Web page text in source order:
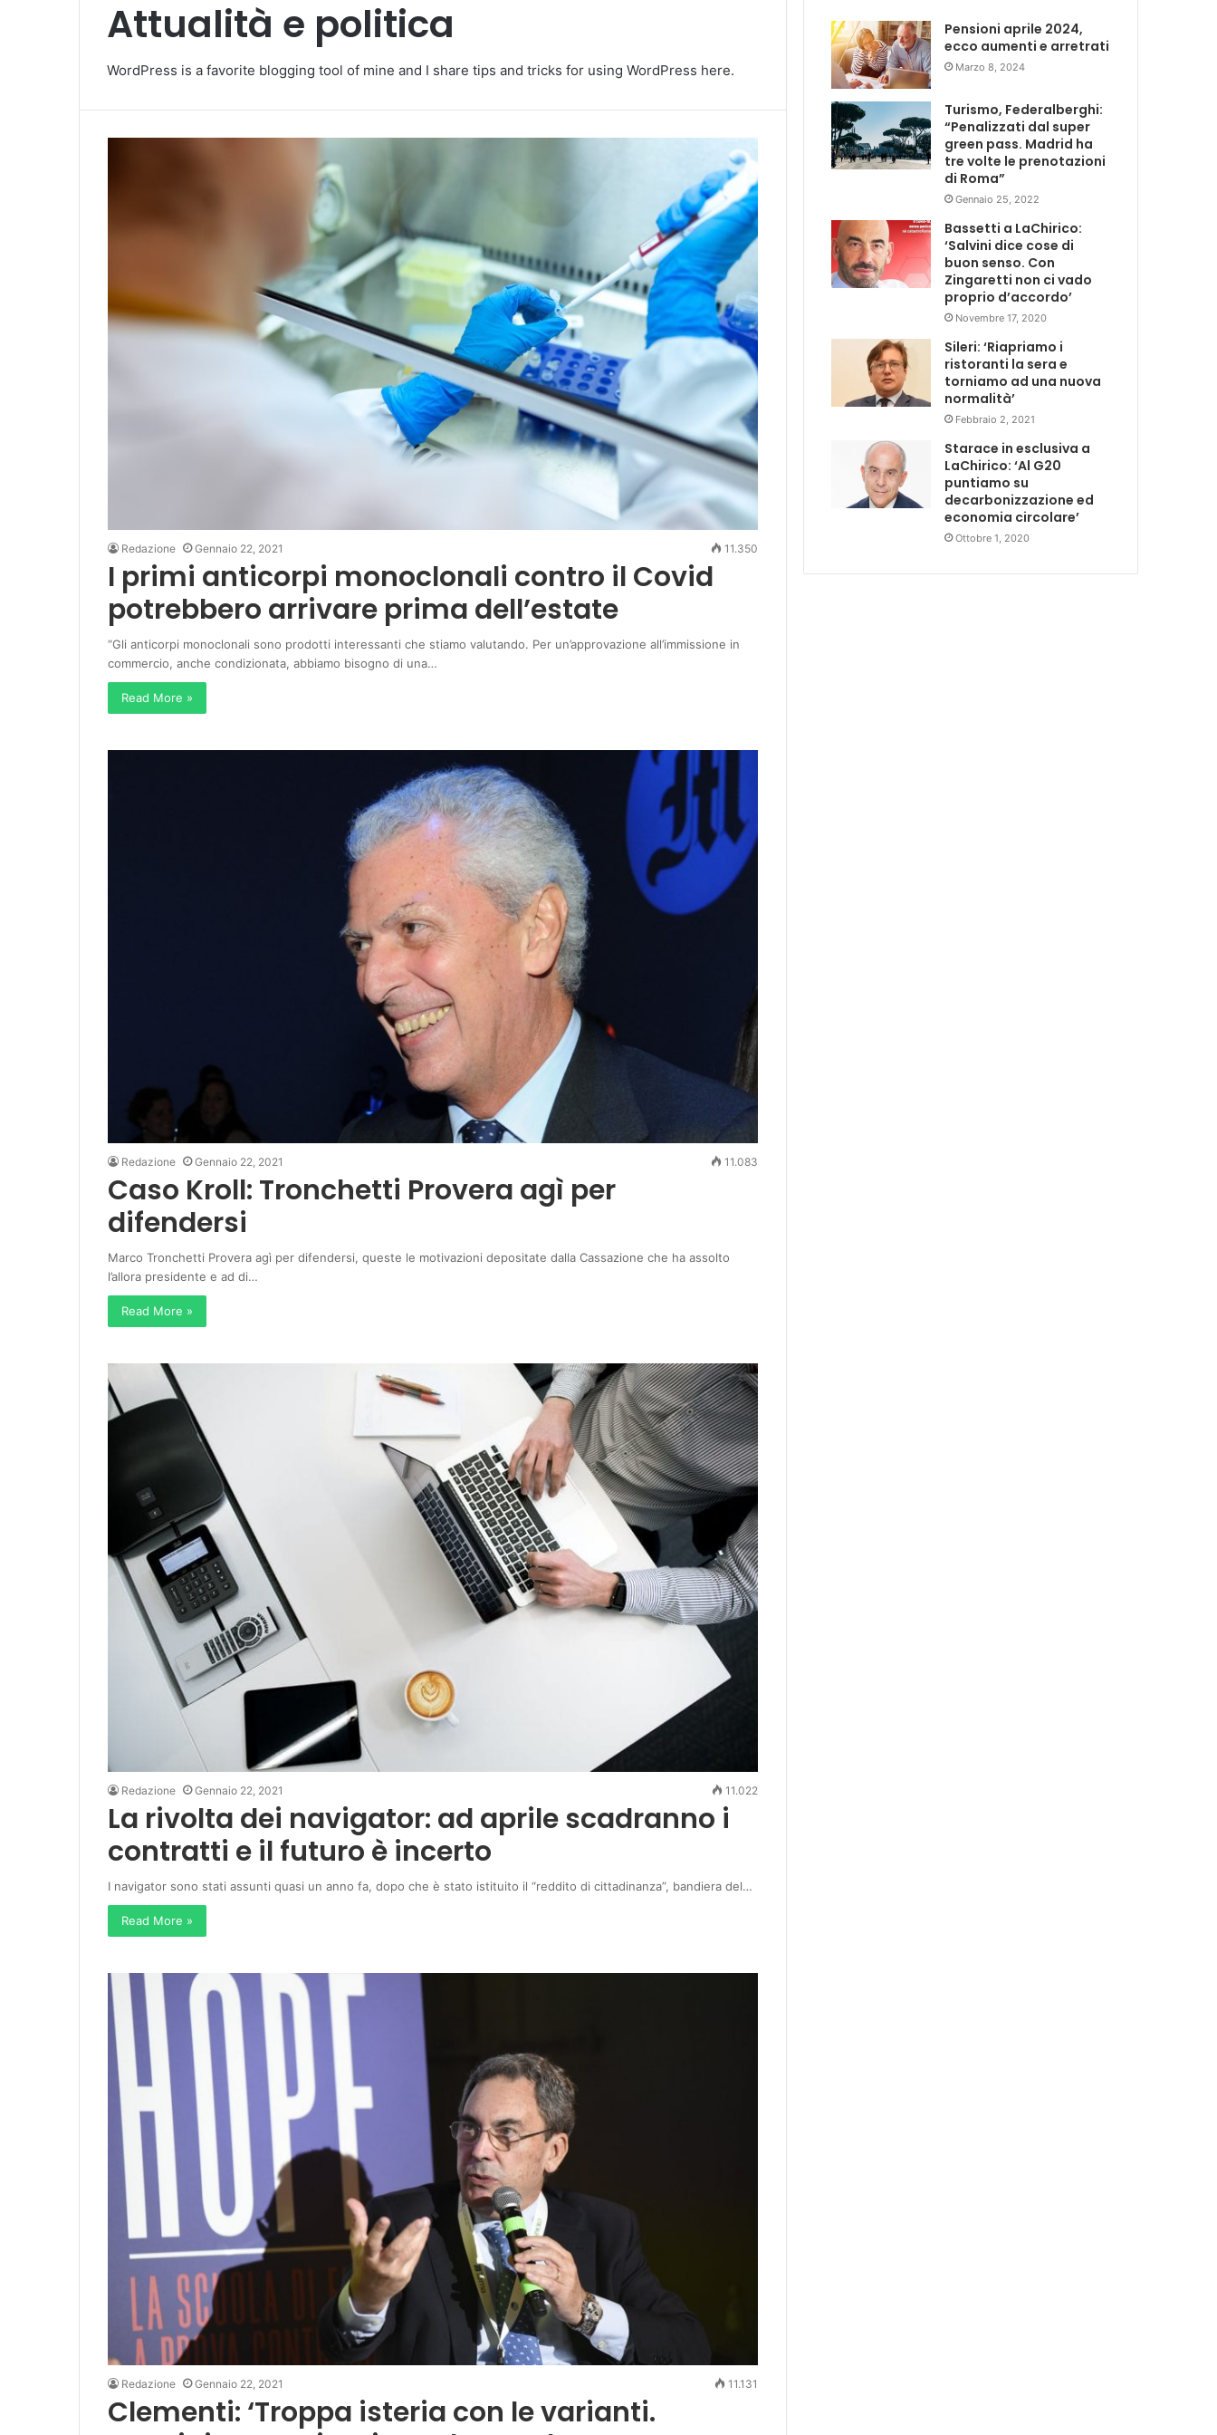
Attualità e politica
WordPress is a favorite blogging tool of mine and I share tips and tricks for using WordPress here.
Redazione Gennaio 22, 2021 11.350
I primi anticorpi monoclonali contro il Covid
potrebbero arrivare prima dell’estate
“Gli anticorpi monoclonali sono prodotti interessanti che stiamo valutando. Per un’approvazione all’immissione in
commercio, anche condizionata, abbiamo bisogno di una…
Read More »
Redazione Gennaio 22, 2021 11.083
Caso Kroll: Tronchetti Provera agì per
difendersi
Marco Tronchetti Provera agì per difendersi, queste le motivazioni depositate dalla Cassazione che ha assolto
l’allora presidente e ad di…
Read More »
Redazione Gennaio 22, 2021 11.022
La rivolta dei navigator: ad aprile scadranno i
contratti e il futuro è incerto
I navigator sono stati assunti quasi un anno fa, dopo che è stato istituito il “reddito di cittadinanza”, bandiera del…
Read More »
Redazione Gennaio 22, 2021 11.131
Clementi: ‘Troppa isteria con le varianti.
Pensioni aprile 2024,
ecco aumenti e arretrati
Marzo 8, 2024
Turismo, Federalberghi:
“Penalizzati dal super
green pass. Madrid ha
tre volte le prenotazioni
di Roma”
Gennaio 25, 2022
Bassetti a LaChirico:
‘Salvini dice cose di
buon senso. Con
Zingaretti non ci vado
proprio d’accordo’
Novembre 17, 2020
Sileri: ‘Riapriamo i
ristoranti la sera e
torniamo ad una nuova
normalità’
Febbraio 2, 2021
Starace in esclusiva a
LaChirico: ‘Al G20
puntiamo su
decarbonizzazione ed
economia circolare’
Ottobre 1, 2020